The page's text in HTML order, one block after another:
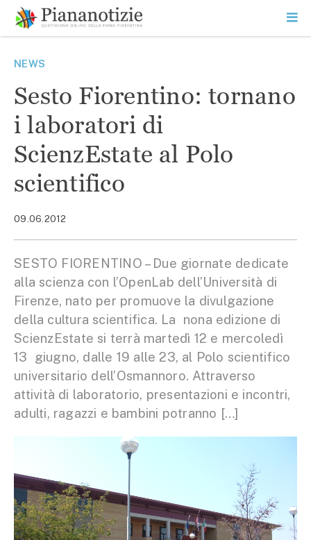
contenuto
SEARCH
NEWS
Sesto Fiorentino: tornano
i laboratori di
ScienzEstate al Polo
scientifico
09.06.2012
SESTO FIORENTINO – Due giornate dedicate
alla scienza con l’OpenLab dell’Università di
Firenze, nato per promuove la divulgazione
della cultura scientifica. La nona edizione di
ScienzEstate si terrà martedì 12 e mercoledì
13 giugno, dalle 19 alle 23, al Polo scientifico
universitario dell’Osmannoro. Attraverso
attività di laboratorio, presentazioni e incontri,
adulti, ragazzi e bambini potranno […]